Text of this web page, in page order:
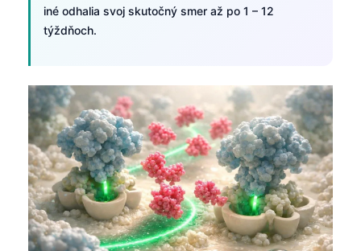
iné odhalia svoj skutočný smer až po 1 – 12
týždňoch.